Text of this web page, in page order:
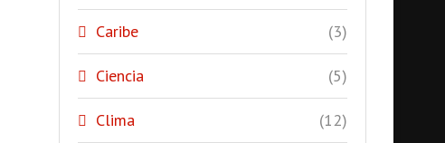
Caribe (3)
Ciencia (5)
Clima (12)